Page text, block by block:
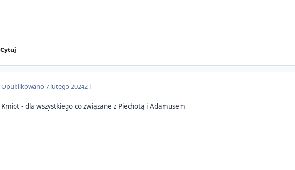
Cytuj
Opublikowano7 lutego 20242 l
Kmiot - dla wszystkiego co związane z Piechotą i Adamusem